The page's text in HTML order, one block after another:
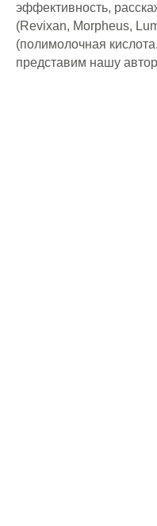
эффективность,
(Revixan, Morpheus,
(полимолочная
представим нашу